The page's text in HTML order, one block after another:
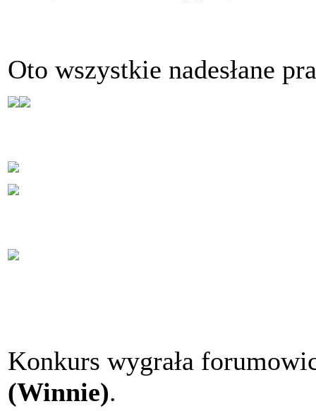
Oto wszystkie nadesłane
Konkurs wygrała
(Winnie).